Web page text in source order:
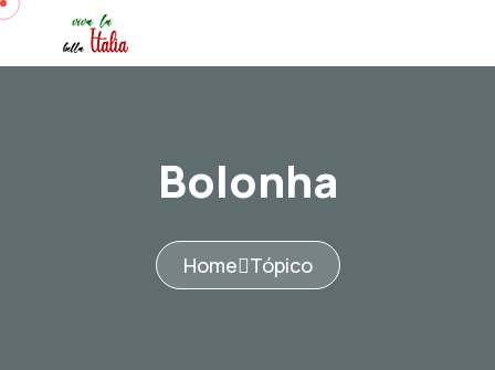
Bolonha
Home Tópico